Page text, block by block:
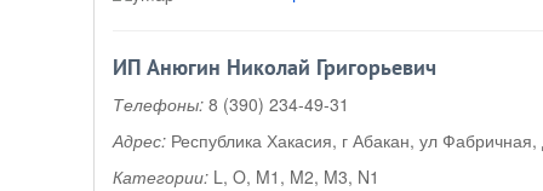
ИП Анюгин Николай Григорьевич
Телефоны: 8 (390) 234-49-31
Адрес: Республика Хакасия, г Абакан, ул
Категории: L, O, M1, M2, M3, N1